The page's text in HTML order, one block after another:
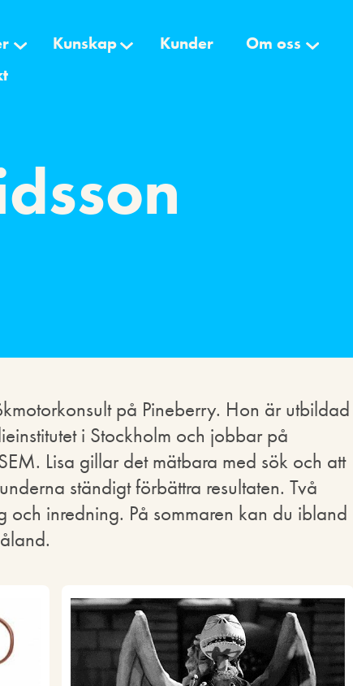
Kunskap Kunder
Om oss
på Pineberry. Hon är utbildad
i Stockholm och jobbar på
Lisa gillar det mätbara med sök och att
ständigt förbättra resultaten. Två
och inredning. På sommaren kan du ibland